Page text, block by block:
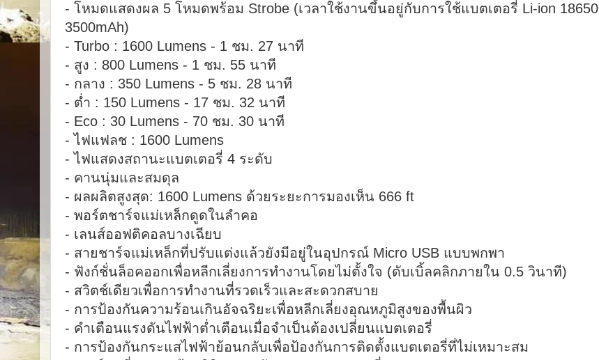
- โหมดแสดงผล 5 โหมดพร้อม Strobe (เวลาใช้งานขึ้นอยู่กับการใช้แบตเตอรี่ Li-ion 18650
3500mAh)
- Turbo : 1600 Lumens - 1 ชม. 27 นาที
- สูง : 800 Lumens - 1 ชม. 55 นาที
- กลาง : 350 Lumens - 5 ชม. 28 นาที
- ต่ำ : 150 Lumens - 17 ชม. 32 นาที
- Eco : 30 Lumens - 70 ชม. 30 นาที
- ไฟแฟลช : 1600 Lumens
- ไฟแสดงสถานะแบตเตอรี่ 4 ระดับ
- คานนุ่มและสมดุล
- ผลผลิตสูงสุด: 1600 Lumens ด้วยระยะการมองเห็น 666 ft
- พอร์ตชาร์จแม่เหล็กดูดในลำคอ
- เลนส์ออฟติคอลบางเฉียบ
- สายชาร์จแม่เหล็กที่ปรับแต่งแล้วยังมีอยู่ในอุปกรณ์ Micro USB แบบพกพา
- ฟังก์ชั่นล็อคออกเพื่อหลีกเลี่ยงการทำงานโดยไม่ตั้งใจ (ดับเบิ้ลคลิกภายใน 0.5 วินาที)
- สวิตช์เดียวเพื่อการทำงานที่รวดเร็วและสะดวกสบาย
- การป้องกันความร้อนเกินอัจฉริยะเพื่อหลีกเลี่ยงอุณหภูมิสูงของพื้นผิว
- คำเตือนแรงดันไฟฟ้าต่ำเตือนเมื่อจำเป็นต้องเปลี่ยนแบตเตอรี่
- การป้องกันกระแสไฟฟ้าย้อนกลับเพื่อป้องกันการติดตั้งแบตเตอรี่ที่ไม่เหมาะสม